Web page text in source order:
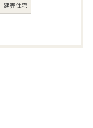
建売住宅